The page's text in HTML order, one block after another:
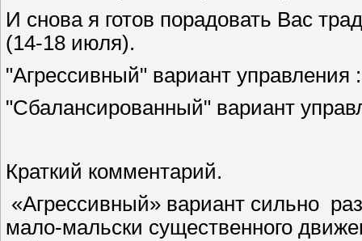
И снова я готов порадовать Вас
(14-18 июля).
"Агрессивный" вариант управления :
"Сбалансированный" вариант
Краткий комментарий.
«Агрессивный» вариант сильно
мало-мальски существенного